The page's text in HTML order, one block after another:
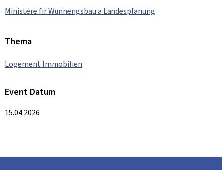
Ministère fir Wunnengsbau a Landesplanung
Thema
Logement Immobilien
Event Datum
15.04.2026